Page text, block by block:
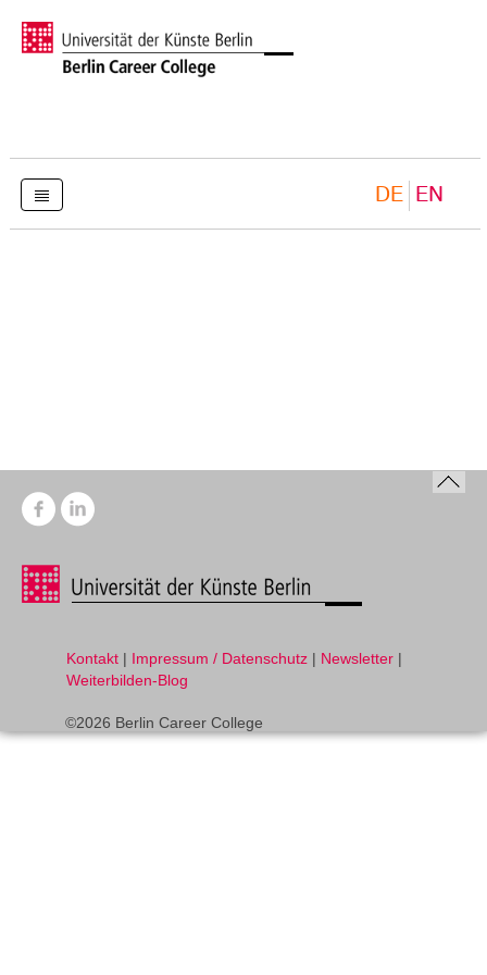
DE EN
Kontakt | Impressum / Datenschutz | Newsletter |
Weiterbilden-Blog
©2026 Berlin Career College